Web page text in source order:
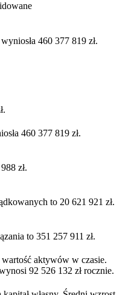
460 377 819 zł.
460 377 819 zł.
zł.
to 20 621 921 zł.
to 351 257 911 zł.
wartość aktywów w czasie.
92 526 132 zł rocznie.